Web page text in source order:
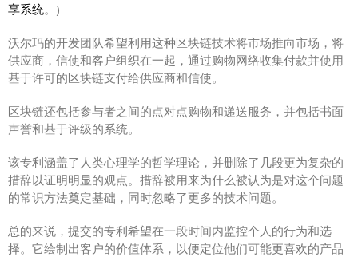
享系统。)
沃尔玛的开发团队希望利用这种区块链技术将市场推向市场，将
供应商，信使和客户组织在一起，通过购物网络收集付款并使用
基于许可的区块链支付给供应商和信使。
区块链还包括参与者之间的点对点购物和递送服务，并包括书面
声誉和基于评级的系统。
该专利涵盖了人类心理学的哲学理论，并删除了几段更为复杂的
措辞以证明明显的观点。措辞被用来为什么被认为是对这个问题
的常识方法奠定基础，同时忽略了更多的技术问题。
总的来说，提交的专利希望在一段时间内监控个人的行为和选
择。它绘制出客户的价值体系，以便定位他们可能更喜欢的产品